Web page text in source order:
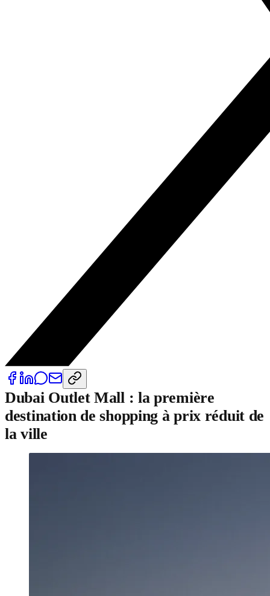
Dubai Outlet Mall : la première
destination de shopping à prix réduit de
la ville